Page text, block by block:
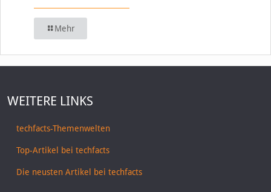
Mehr
WEITERE LINKS
techfacts-Themenwelten
Top-Artikel bei techfacts
Die neusten Artikel bei techfacts